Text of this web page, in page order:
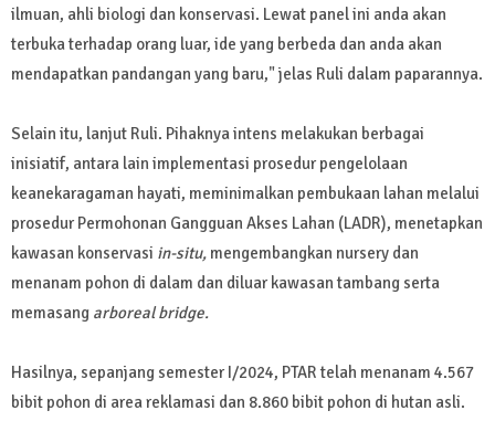
ilmuan, ahli biologi dan konservasi. Lewat panel ini anda akan
terbuka terhadap orang luar, ide yang berbeda dan anda akan
mendapatkan pandangan yang baru," jelas Ruli dalam paparannya.
Selain itu, lanjut Ruli. Pihaknya intens melakukan berbagai
inisiatif, antara lain implementasi prosedur pengelolaan
keanekaragaman hayati, meminimalkan pembukaan lahan melalui
prosedur Permohonan Gangguan Akses Lahan (LADR), menetapkan
kawasan konservasi in-situ, mengembangkan nursery dan
menanam pohon di dalam dan diluar kawasan tambang serta
memasang arboreal bridge.
Hasilnya, sepanjang semester I/2024, PTAR telah menanam 4.567
bibit pohon di area reklamasi dan 8.860 bibit pohon di hutan asli.